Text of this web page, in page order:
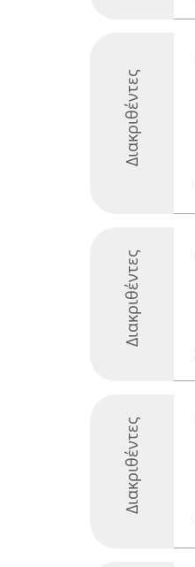
Διακριθέντες
Διακριθέντες
Διακριθέντες